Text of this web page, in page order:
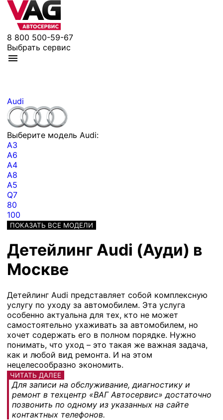
8 800 500-59-67
Выбрать сервис
Audi
Выберите модель Audi:
A3
A6
A4
A8
A5
Q7
80
100
ПОКАЗАТЬ ВСЕ МОДЕЛИ
Детейлинг Audi (Ауди) в
Москве
Детейлинг Audi представляет собой комплексную
услугу по уходу за автомобилем. Эта услуга
особенно актуальна для тех, кто не может
самостоятельно ухаживать за автомобилем, но
хочет содержать его в полном порядке. Нужно
понимать, что уход – это такая же важная задача,
как и любой вид ремонта. И на этом
нецелесообразно экономить.
ЧИТАТЬ ДАЛЕЕ
Для записи на обслуживание, диагностику и
ремонт в техцентр «ВАГ Автосервис» достаточно
позвонить по одному из указанных на сайте
контактных телефонов.